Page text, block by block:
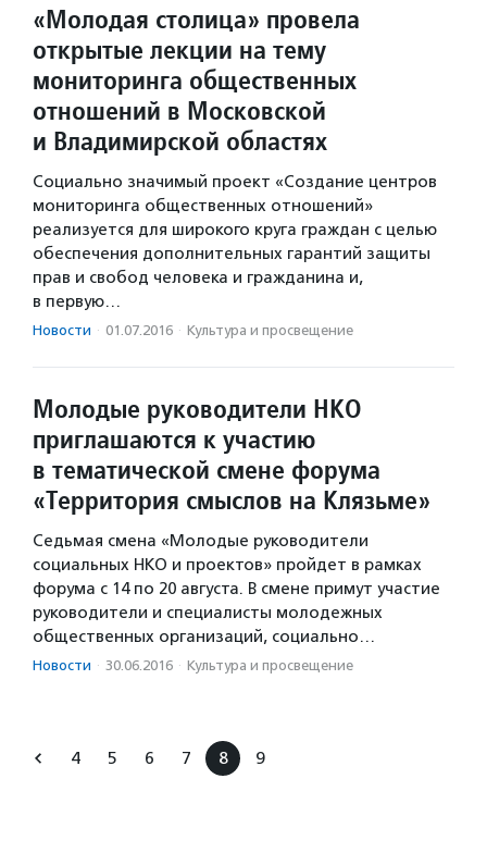
«Молодая столица» провела
открытые лекции на тему
мониторинга общественных
отношений в Московской
и Владимирской областях
Социально значимый проект «Создание центров
мониторинга общественных отношений»
реализуется для широкого круга граждан с целью
обеспечения дополнительных гарантий защиты
прав и свобод человека и гражданина и,
в первую…
Новости · 01.07.2016 · Культура и просвещение
Молодые руководители НКО
приглашаются к участию
в тематической смене форума
«Территория смыслов на Клязьме»
Седьмая смена «Молодые руководители
социальных НКО и проектов» пройдет в рамках
форума с 14 по 20 августа. В смене примут участие
руководители и специалисты молодежных
общественных организаций, социально…
Новости · 30.06.2016 · Культура и просвещение
4 5 6 7 8 9